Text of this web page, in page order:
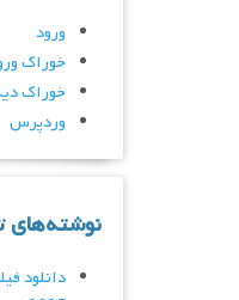
ورود
خوراک
خوراک
وردپرس
نوشته‌های